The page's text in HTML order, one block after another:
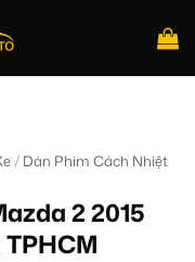
/ Dán Phim Cách Nhiệt
2 2015